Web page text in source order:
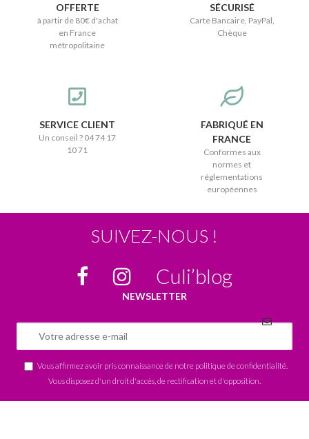
OFFERTE
à partir de 80€ d'achat
en France
métropolitaine
SÉCURISÉ
Carte Bancaire, PayPal,
Chèque
SERVICE CLIENT
Un conseil ? 04 74 17
10 71
FABRIQUÉ EN
FRANCE
Conformes aux
normes et
réglementations
européennes
SUIVEZ-NOUS !
Culi’blog
NEWSLETTER
Vous affirmez avoir pris connaissance de notre politique de confidentialité
Vous disposez d'un droit d'accès, de rectification et d'opposition.